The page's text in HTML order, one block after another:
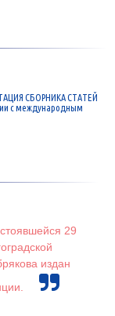
СБОРНИКА СТАТЕЙ
с международным
29
издан